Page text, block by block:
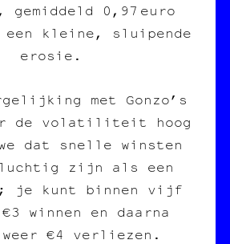
0,97 euro
kleine, sluipende
erosie.
met Gonzo’s
de volatiliteit hoog
dat snelle winsten
zijn als een
je kunt binnen vijf
winnen en daarna
€4 verliezen.